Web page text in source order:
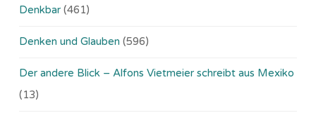
Denkbar (461)
Denken und Glauben (596)
Der andere Blick – Alfons Vietmeier schreibt aus Mexiko
(13)